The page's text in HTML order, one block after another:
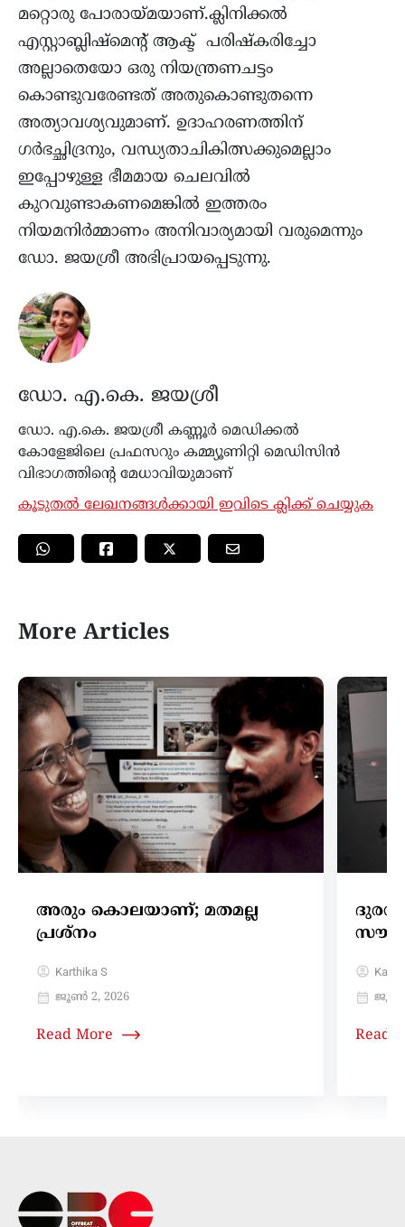
മറ്റൊരു പോരായ്മയാണ്.ക്ലിനിക്കൽ
എസ്റ്റാബ്ലിഷ്‌മെന്‍റ് ആക്ട് പരിഷ്കരിച്ചോ
അല്ലാതെയോ ഒരു നിയന്ത്രണചട്ടം
കൊണ്ടുവരേണ്ടത് അതുകൊണ്ടുതന്നെ
അത്യാവശ്യവുമാണ്. ഉദാഹരണത്തിന്
ഗർഭച്ഛിദ്രനും, വന്ധ്യതാചികിത്സക്കുമെല്ലാം
ഇപ്പോഴുള്ള ഭീമമായ ചെലവില്‍
കുറവുണ്ടാകണമെങ്കില്‍ ഇത്തരം
നിയമനിര്‍മ്മാണം അനിവാര്യമായി വരുമെന്നും
ഡോ. ജയശ്രീ അഭിപ്രായപ്പെടുന്നു.
ഡോ. എ.കെ. ജയശ്രീ
ഡോ. എ.കെ. ജയശ്രീ കണ്ണൂര്‍ മെഡിക്കൽ
കോളേജിലെ പ്രഫസറും കമ്മ്യൂണിറ്റി മെഡിസിന്‍
വിഭാഗത്തിന്‍റെ മേധാവിയുമാണ്
കൂടുതൽ ലേഖനങ്ങൾക്കായി ഇവിടെ ക്ലിക്ക് ചെയ്യുക
More Articles
അരും കൊലയാണ്; മതമല്ല
പ്രശ്നം
Karthika S
ജൂൺ 2, 2026
Read More
ജൂൺ
Read